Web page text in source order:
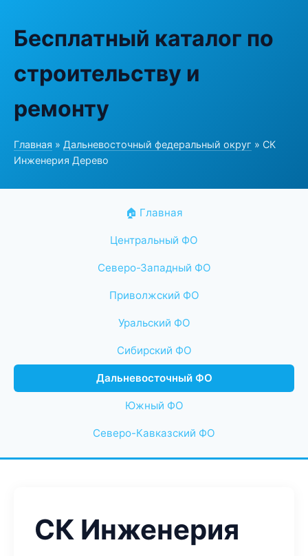
Бесплатный каталог по
строительству и
ремонту
Главная » Дальневосточный федеральный округ » СК
Инженерия Дерево
🏠 Главная
Центральный ФО
Северо-Западный ФО
Приволжский ФО
Уральский ФО
Сибирский ФО
Дальневосточный ФО
Южный ФО
Северо-Кавказский ФО
СК Инженерия